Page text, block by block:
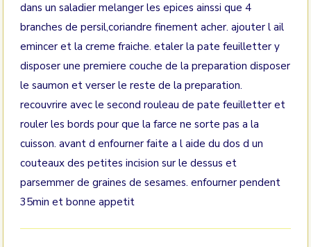
dans un saladier melanger les epices ainssi que 4
branches de persil,coriandre finement acher. ajouter l ail
emincer et la creme fraiche. etaler la pate feuilletter y
disposer une premiere couche de la preparation disposer
le saumon et verser le reste de la preparation.
recouvrire avec le second rouleau de pate feuilletter et
rouler les bords pour que la farce ne sorte pas a la
cuisson. avant d enfourner faite a l aide du dos d un
couteaux des petites incision sur le dessus et
parsemmer de graines de sesames. enfourner pendent
35min et bonne appetit